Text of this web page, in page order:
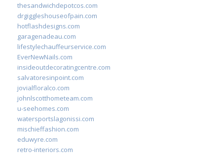
thesandwichdepotcos.com
drgiggleshouseofpain.com
hotflashdesigns.com
garagenadeau.com
lifestylechauffeurservice.com
EverNewNails.com
insideoutdecoratingcentre.com
salvatoresinpoint.com
jovialfloralco.com
johnlscotthometeam.com
u-seehomes.com
watersportslagonissi.com
mischieffashion.com
eduwyre.com
retro-interiors.com